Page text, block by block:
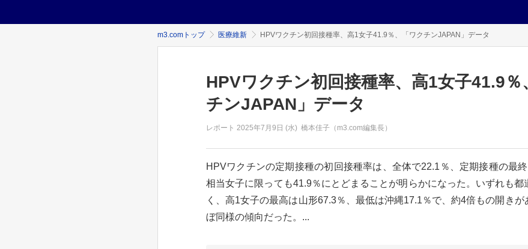
m3.comトップ 医療維新 HPVワクチン初回接種率、高1女子41.9％、「ワクチンJAPAN」データ
HPVワクチン初回接種率、高1女子41.9％
チンJAPAN」データ
レポート 2025年7月9日 (水) 橋本佳子（m3.com編集長）
HPVワクチンの定期接種の初回接種率は、全体で22.1％、定期接種の最
相当女子に限っても41.9％にとどまることが明らかになった。いずれも都
く、高1女子の最高は山形67.3％、最低は沖縄17.1％で、約4倍もの開きが
ぼ同様の傾向だった。...